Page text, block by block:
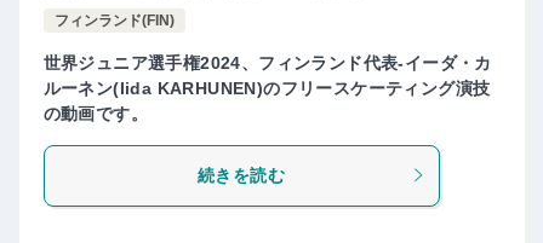
フィンランド(FIN)
世界ジュニア選手権2024、フィンランド代表-イーダ・カ
ルーネン(Iida KARHUNEN)のフリースケーティング演技
の動画です。
続きを読む